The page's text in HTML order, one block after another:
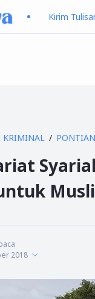
Kirim
KRIMINAL
2018